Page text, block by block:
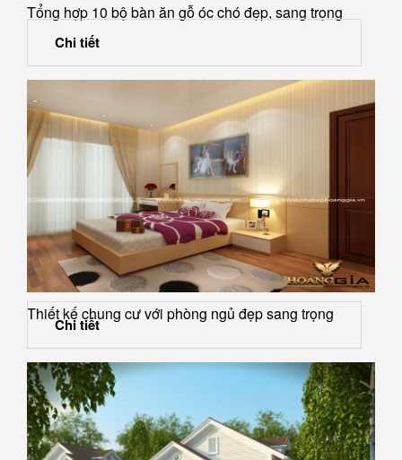
Tổng hợp 10 bộ bàn ăn gỗ óc chó đẹp, sang trọng
Chi tiết
Thiết kế chung cư với phòng ngủ đẹp sang trọng
Chi tiết